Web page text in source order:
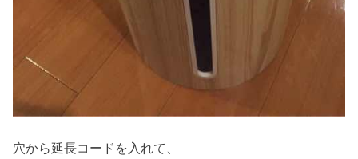
穴から延長コードを入れて、